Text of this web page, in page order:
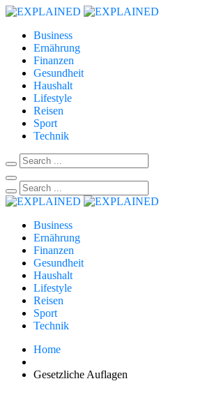
Business
Ernährung
Finanzen
Gesundheit
Haushalt
Lifestyle
Reisen
Sport
Technik
Business
Ernährung
Finanzen
Gesundheit
Haushalt
Lifestyle
Reisen
Sport
Technik
Home
Gesetzliche Auflagen